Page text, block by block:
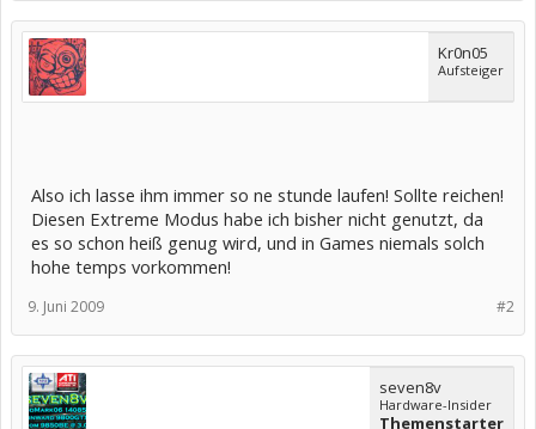
Kr0n05
Aufsteiger
Also ich lasse ihm immer so ne stunde laufen! Sollte reichen!
Diesen Extreme Modus habe ich bisher nicht genutzt, da
es so schon heiß genug wird, und in Games niemals solch
hohe temps vorkommen!
#2
9. Juni 2009
seven8v
Hardware-Insider
Themenstarter